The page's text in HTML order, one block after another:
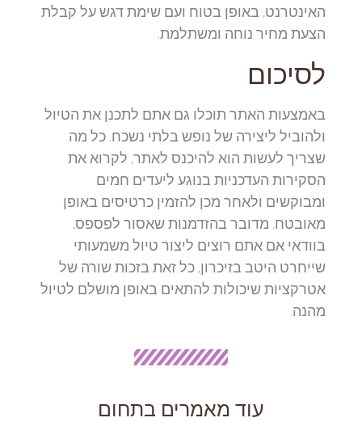
האינטרנט, באופן בטוח ועם שימת דגש על קבלת
הצעת מחיר נוחה ומשתלמת.
לסיכום
באמצעות האתר תוכלו גם אתם לתכנן את הטיול
ולהוביל ליצירה של נופש בלתי נשכח. כל מה
שצריך לעשות הוא להיכנס לאתר, לקרוא את
הסקירות העדכניות בנוגע ליעדים חמים
ומבוקשים ולאחר מכן להזמין כרטיסים באופן
מאובטח. מדובר בהזדמנות שאסור לפספס,
בוודאי אם אתם רוצים ליצור טיול משמעותי
שייחרט היטב בזיכרון, כל זאת בזכות שורה של
אטרקציות שיכולות להתאים באופן מושלם לטיול
מהנה.
עוד מאמרים בתחום